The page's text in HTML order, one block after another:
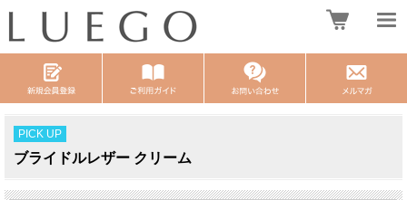
PICK UP
ブライドルレザー クリーム